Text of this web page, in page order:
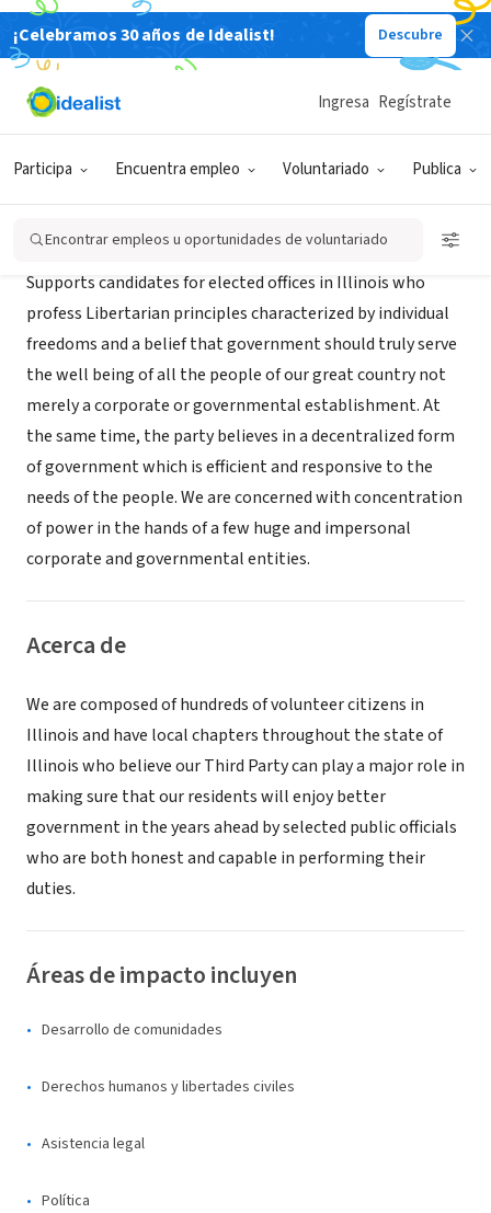
¡Celebramos 30 años de Idealist! Descubre
Participa Encuentra empleo Voluntariado Publica
Ingresa Regístrate
Encontrar empleos u oportunidades de voluntariado
ORGANIZACIÓN SIN FIN DE LUCRO
Libertarian Party of Illinois
Supports candidates for elected offices in Illinois who
profess Libertarian principles characterized by individual
freedoms and a belief that government should truly serve
the well being of all the people of our great country not
merely a corporate or governmental establishment. At
the same time, the party believes in a decentralized form
of government which is efficient and responsive to the
needs of the people. We are concerned with concentration
of power in the hands of a few huge and impersonal
corporate and governmental entities.
Acerca de
We are composed of hundreds of volunteer citizens in
Illinois and have local chapters throughout the state of
Illinois who believe our Third Party can play a major role in
making sure that our residents will enjoy better
government in the years ahead by selected public officials
who are both honest and capable in performing their
duties.
Áreas de impacto incluyen
Desarrollo de comunidades
Derechos humanos y libertades civiles
Asistencia legal
Política